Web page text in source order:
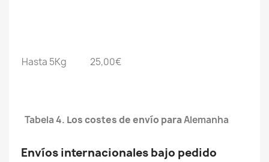
Hasta 5Kg 25,00€
Tabela 4. Los costes de envío paraAlemanha
Envíos internacionales bajo pedido